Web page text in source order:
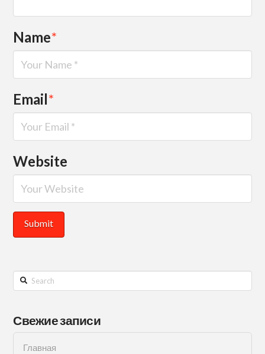
Name*
Email*
Website
Search
Свежие записи
Главная